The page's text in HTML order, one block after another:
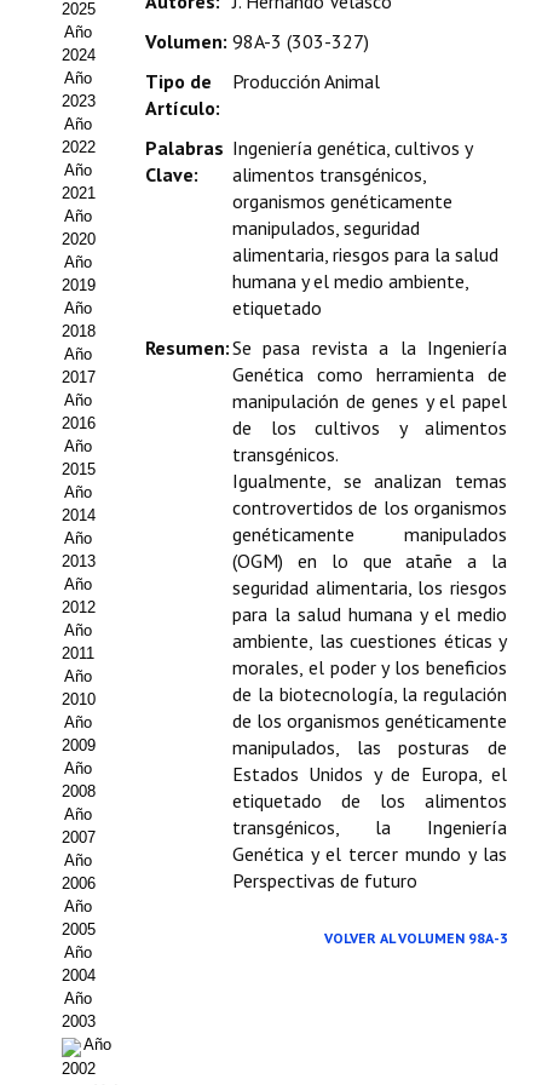
Estatutos
Hacerse socio
Noticias
Galería de Fotos
Web AIDA 2.0
REVISTA ITEA
Presentación ITEA
Equipo Editorial
Leer revista ITEA
Directrices para autores/as
Políticas Editoriales
Propuesta Volumen Especial
Sello Calidad FECYT
Premio Prensa Agraria
Buscador de Artículos
JORNADAS AIDA
Presentación Jornadas
Comunicaciones
Jornadas PAM 2026
Premio Jóvenes Investigadores
Buscador de Comunicaciones
2025
Año
2024
Año
2023
Año
2022
Año
2021
Año
2020
Año
2019
Año
2018
Año
2017
Año
2016
Año
2015
Año
2014
Año
2013
Año
2012
Año
2011
Año
2010
Año
2009
Año
2008
Año
2007
Año
2006
Año
2005
Año
2004
Año
2003
Año
2002
Volumen: 98A-3 (303-327)
Tipo de
Artículo:
Producción Animal
Palabras
Clave:
Ingeniería genética, cultivos y
alimentos transgénicos,
organismos genéticamente
manipulados, seguridad
alimentaria, riesgos para la salud
humana y el medio ambiente,
etiquetado
Resumen:Se pasa revista a la Ingeniería
Genética como herramienta de
manipulación de genes y el papel
de los cultivos y alimentos
transgénicos.
Igualmente, se analizan temas
controvertidos de los organismos
genéticamente manipulados
(OGM) en lo que atañe a la
seguridad alimentaria, los riesgos
para la salud humana y el medio
ambiente, las cuestiones éticas y
morales, el poder y los beneficios
de la biotecnología, la regulación
de los organismos genéticamente
manipulados, las posturas de
Estados Unidos y de Europa, el
etiquetado de los alimentos
transgénicos, la Ingeniería
Genética y el tercer mundo y las
Perspectivas de futuro
VOLVER AL VOLUMEN 98A-3